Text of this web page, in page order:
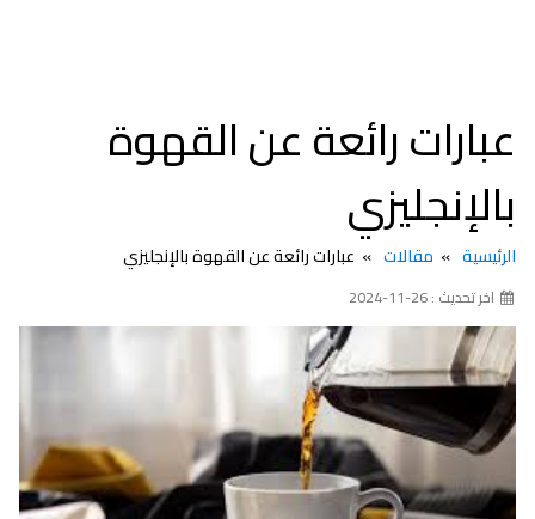
عبارات رائعة عن القهوة
بالإنجليزي
الرئيسية مقالات عبارات رائعة عن القهوة بالإنجليزي
اخر تحديث : 26-11-2024